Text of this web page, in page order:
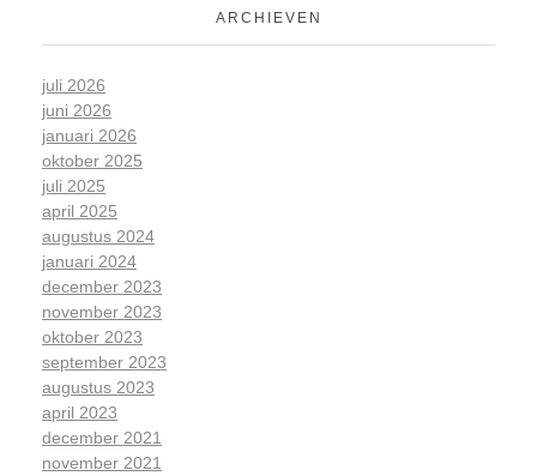
ARCHIEVEN
juli 2026
juni 2026
januari 2026
oktober 2025
juli 2025
april 2025
augustus 2024
januari 2024
december 2023
november 2023
oktober 2023
september 2023
augustus 2023
april 2023
december 2021
november 2021